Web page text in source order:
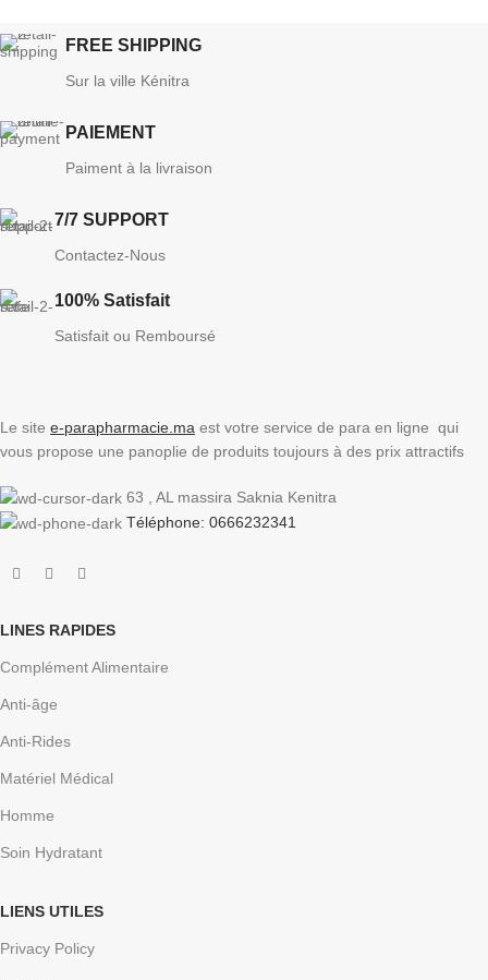
FREE SHIPPING
Sur la ville Kénitra
PAIEMENT
Paiment à la livraison
7/7 SUPPORT
Contactez-Nous
100% Satisfait
Satisfait ou Remboursé
Le site e-parapharmacie.ma est votre service de para en ligne qui
vous propose une panoplie de produits toujours à des prix attractifs
63 , AL massira Saknia Kenitra
Téléphone: 0666232341
LINES RAPIDES
Complément Alimentaire
Anti-âge
Anti-Rides
Matériel Médical
Homme
Soin Hydratant
LIENS UTILES
Privacy Policy